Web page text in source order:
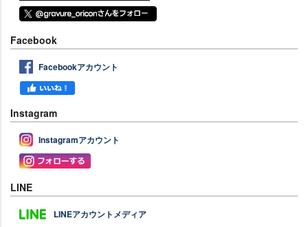
Facebook
Facebookアカウント
Instagram
Instagramアカウント
LINE
LINEアカウントメディア